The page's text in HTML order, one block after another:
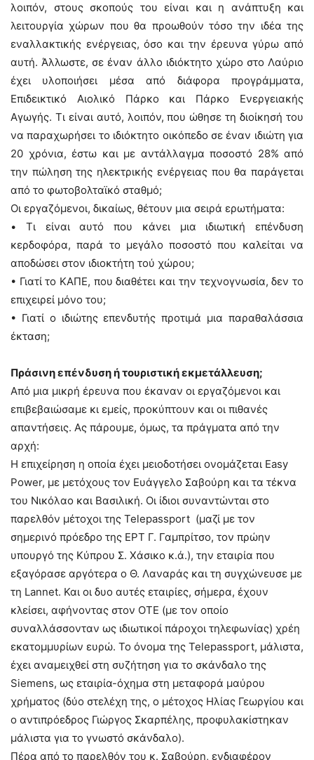
λοιπόν, στους σκοπούς του είναι και η ανάπτυξη και
λειτουργία χώρων που θα προωθούν τόσο την ιδέα της
εναλλακτικής ενέργειας, όσο και την έρευνα γύρω από
αυτή. Άλλωστε, σε έναν άλλο ιδιόκτητο χώρο στο Λαύριο
έχει υλοποιήσει μέσα από διάφορα προγράμματα,
Επιδεικτικό Αιολικό Πάρκο και Πάρκο Ενεργειακής
Αγωγής. Τι είναι αυτό, λοιπόν, που ώθησε τη διοίκησή του
να παραχωρήσει το ιδιόκτητο οικόπεδο σε έναν ιδιώτη για
20 χρόνια, έστω και με αντάλλαγμα ποσοστό 28% από
την πώληση της ηλεκτρικής ενέργειας που θα παράγεται
από το φωτοβολταϊκό σταθμό;
Οι εργαζόμενοι, δικαίως, θέτουν μια σειρά ερωτήματα:
• Tι είναι αυτό που κάνει μια ιδιωτική επένδυση
κερδοφόρα, παρά το μεγάλο ποσοστό που καλείται να
αποδώσει στον ιδιοκτήτη τού χώρου;
• Γιατί το ΚΑΠΕ, που διαθέτει και την τεχνογνωσία, δεν το
επιχειρεί μόνο του;
• Γιατί ο ιδιώτης επενδυτής προτιμά μια παραθαλάσσια
έκταση;
Πράσινη επένδυση ή τουριστική εκμετάλλευση;
Από μια μικρή έρευνα που έκαναν οι εργαζόμενοι και
επιβεβαιώσαμε κι εμείς, προκύπτουν και οι πιθανές
απαντήσεις. Ας πάρουμε, όμως, τα πράγματα από την
αρχή:
Η επιχείρηση η οποία έχει μειοδοτήσει ονομάζεται Easy
Power, με μετόχους τον Ευάγγελο Σαβούρη και τα τέκνα
του Νικόλαο και Βασιλική. Οι ίδιοι συναντώνται στο
παρελθόν μέτοχοι της Telepassport (μαζί με τον
σημερινό πρόεδρο της ΕΡΤ Γ. Γαμπρίτσο, τον πρώην
υπουργό της Κύπρου Σ. Χάσικο κ.ά.), την εταιρία που
εξαγόρασε αργότερα ο Θ. Λαναράς και τη συγχώνευσε με
τη Lannet. Και οι δυο αυτές εταιρίες, σήμερα, έχουν
κλείσει, αφήνοντας στον ΟΤΕ (με τον οποίο
συναλλάσσονταν ως ιδιωτικοί πάροχοι τηλεφωνίας) χρέη
εκατομμυρίων ευρώ. Το όνομα της Telepassport, μάλιστα,
έχει αναμειχθεί στη συζήτηση για το σκάνδαλο της
Siemens, ως εταιρία-όχημα στη μεταφορά μαύρου
χρήματος (δύο στελέχη της, ο μέτοχος Ηλίας Γεωργίου και
ο αντιπρόεδρος Γιώργος Σκαρπέλης, προφυλακίστηκαν
μάλιστα για το γνωστό σκάνδαλο).
Πέρα από το παρελθόν του κ. Σαβούρη, ενδιαφέρον